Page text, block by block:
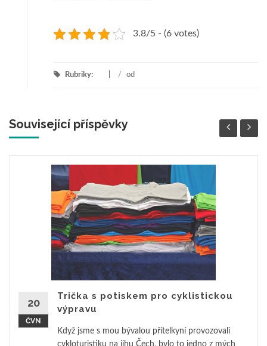
3.8/5 - (6 votes)
Rubriky: / od
Související příspěvky
20
ČVN
Trička s potiskem pro cyklistickou
výpravu
Když jsme s mou bývalou přítelkyní provozovali